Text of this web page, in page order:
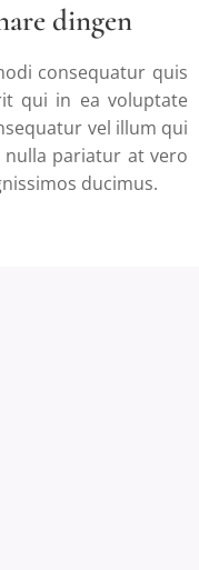
dingen
consequatur quis
qui in ea voluptate
vel illum qui
pariatur at vero
ducimus.